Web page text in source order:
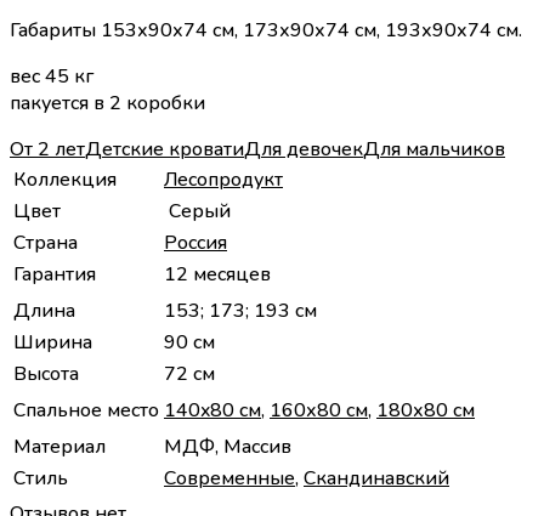
Габариты 153х90х74 см, 173х90х74 см, 193х90х74 см.
вес 45 кг
пакуется в 2 коробки
От 2 летДетские кроватиДля девочекДля мальчиков
Коллекция
Лесопродукт
Цвет
Серый
Страна
Россия
Гарантия
12 месяцев
Длина
153; 173; 193 см
Ширина
90 см
Высота
72 см
Спальное место 140x80 см, 160х80 см, 180х80 см
Материал
МДФ, Массив
Стиль
Современные,Скандинавский